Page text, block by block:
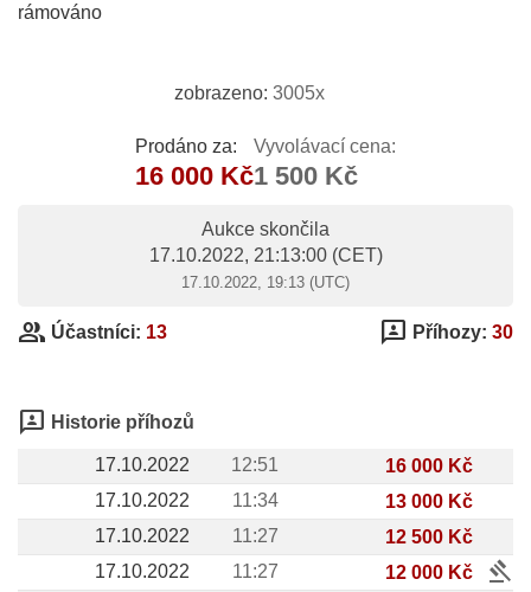
rámováno
zobrazeno: 3005x
Prodáno za:
16 000 Kč
Vyvolávací cena:
1 500 Kč
Aukce skončila
17.10.2022, 21:13:00(CET)
17.10.2022, 19:13 (UTC)
group Účastníci: 13 3p Příhozy: 30
3p Historie příhozů
17.10.2022 12:51
16 000 Kč
17.10.2022
11:34
13 000 Kč
17.10.2022
11:27
12 500 Kč
17.10.2022
11:27 12 000 Kč gavel